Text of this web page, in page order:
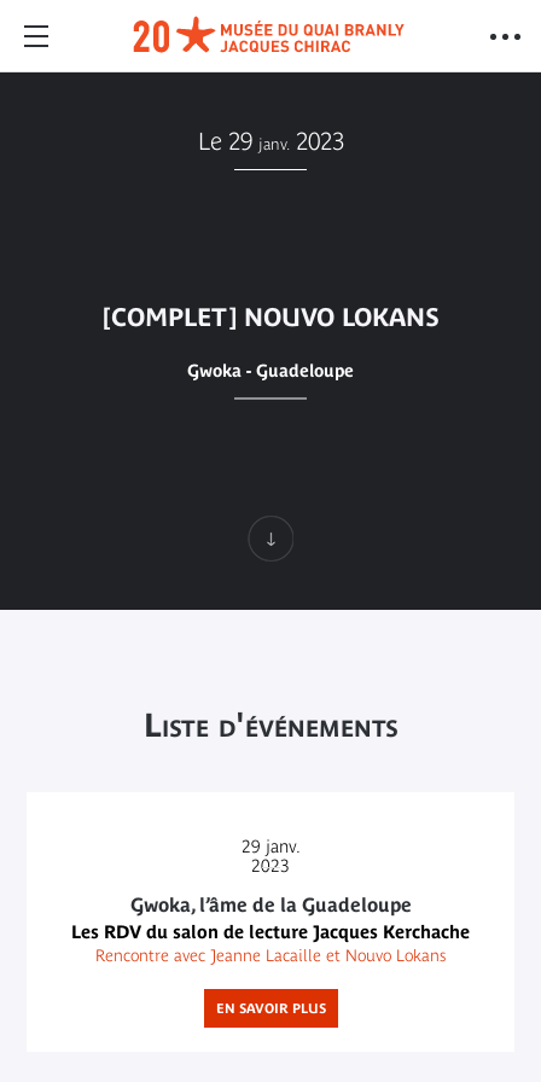
Le 29 janv. 2023
[COMPLET] NOUVO LOKANS
Gwoka - Guadeloupe
Liste d'événements
29 janv.
2023
Gwoka, l’âme de la Guadeloupe
Les RDV du salon de lecture Jacques Kerchache
Rencontre avec Jeanne Lacaille et Nouvo Lokans
EN SAVOIR PLUS